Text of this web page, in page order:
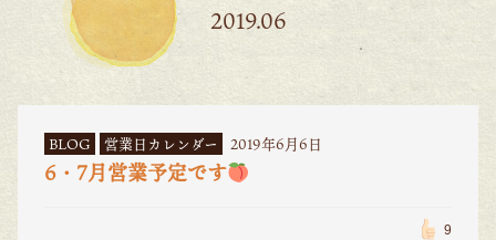
2019.06
BLOG 営業日カレンダー 2019年6月6日
6・7月営業予定です
9